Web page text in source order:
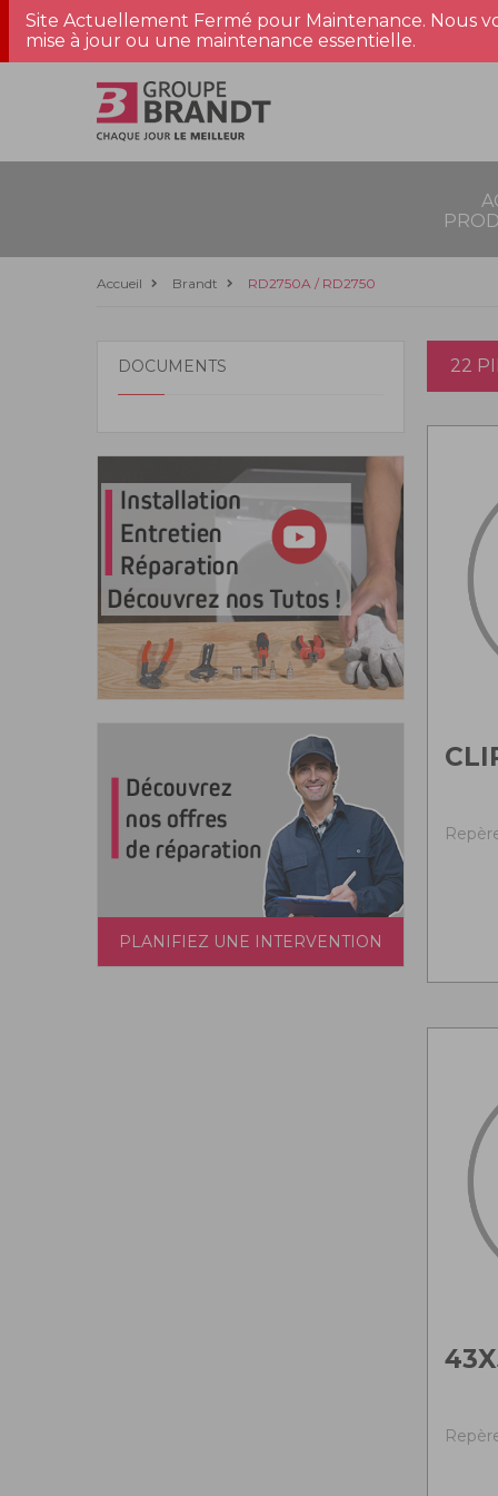
Site Actuellement Fermé pour Maintenance. Nous
mise à jour ou une maintenance essentielle.
Accueil Brandt RD2750A / RD2750
DOCUMENTS
PLANIFIEZ UNE INTERVENTION
22